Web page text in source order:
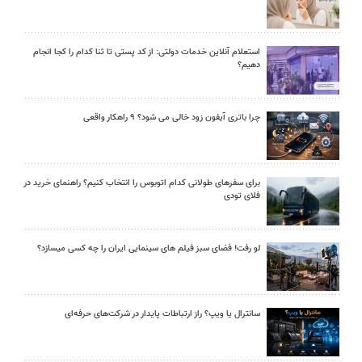
استعلام آنلاین خدمات دولتی: از کد پستی تا ثنا کدام را کجا انجام
دهیم؟
چرا باتری آیفون زود خالی می شود؟ ۹ راهکار واقعی
برای سفرهای طولانی کدام اتوبوس را انتخاب کنیم؟ راهنمای خرید در
فلای تودی
لو رفت! فضای سبز فیلم های سینمایی ایران را چه کسی میسازد؟
سانترال یا ویپ؟ راز ارتباطات پایدار در شرکت‌های حرفه‌ای